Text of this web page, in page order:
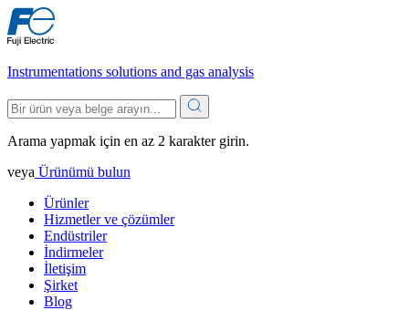
Instrumentations solutions and gas analysis
Arama yapmak için en az 2 karakter girin.
veya Ürünümü bulun
Ürünler
Hizmetler ve çözümler
Endüstriler
İndirmeler
İletişim
Şirket
Blog